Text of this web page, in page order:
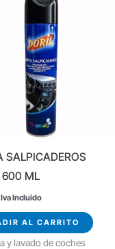
SALPICADEROS
600 ML
Iva Incluido
AL CARRITO
y lavado de coches